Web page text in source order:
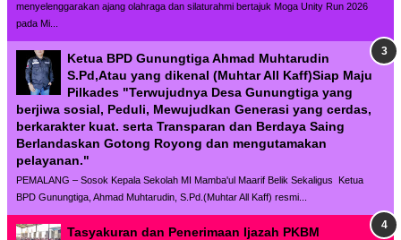
menyelenggarakan ajang olahraga dan silaturahmi bertajuk Moga Unity Run 2026
pada Mi...
Ketua BPD Gunungtiga Ahmad Muhtarudin
S.Pd,Atau yang dikenal (Muhtar All Kaff)Siap Maju
Pilkades "Terwujudnya Desa Gunungtiga yang
berjiwa sosial, Peduli, Mewujudkan Generasi yang cerdas,
berkarakter kuat. serta Transparan dan Berdaya Saing
Berlandaskan Gotong Royong dan mengutamakan
pelayanan."
PEMALANG – Sosok Kepala Sekolah MI Mamba'ul Maarif Belik Sekaligus Ketua
BPD Gunungtiga, Ahmad Muhtarudin, S.Pd.(Muhtar All Kaff) resmi...
Tasyakuran dan Penerimaan Ijazah PKBM